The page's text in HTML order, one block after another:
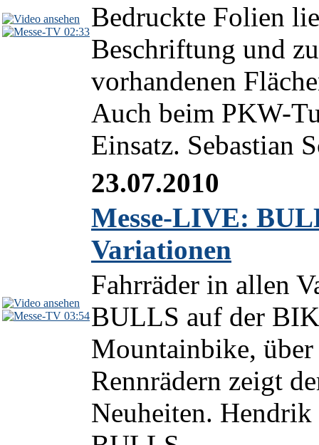
02:33Bedruckte Folien
Beschriftung und
vorhandenen
Auch beim PKW-
Einsatz. Sebastian
03:54
23.07.2010
Messe-LIVE:
Variationen
Fahrräder in allen
BULLS auf der
Mountainbike,
Rennrädern zeigt
Neuheiten.